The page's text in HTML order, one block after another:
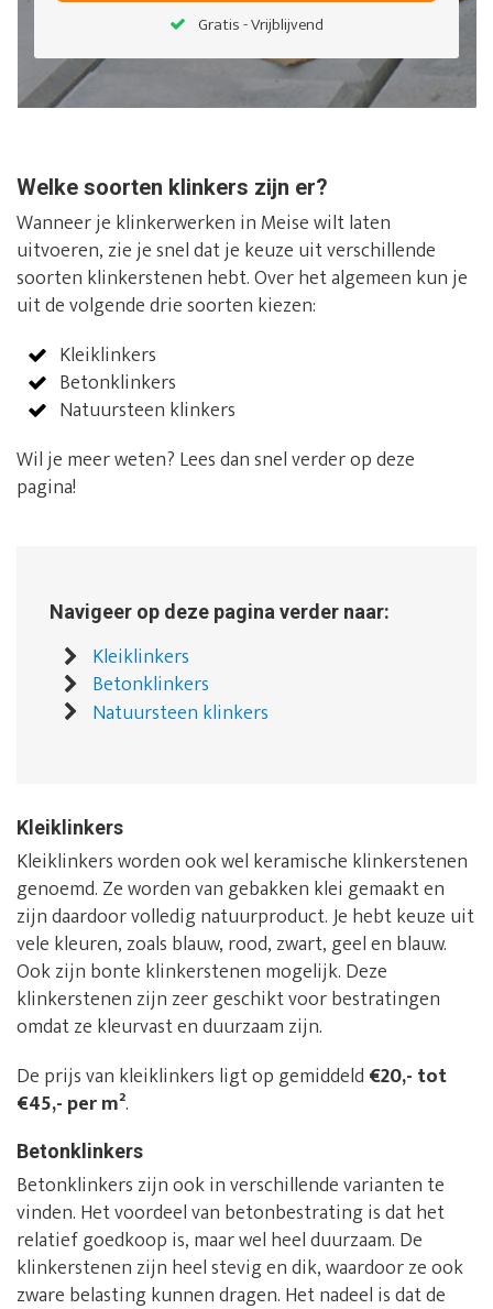
Gratis - Vrijblijvend
Welke soorten klinkers zijn er?
Wanneer je klinkerwerken in Meise wilt laten
uitvoeren, zie je snel dat je keuze uit verschillende
soorten klinkerstenen hebt. Over het algemeen kun je
uit de volgende drie soorten kiezen:
Kleiklinkers
Betonklinkers
Natuursteen klinkers
Wil je meer weten? Lees dan snel verder op deze
pagina!
Navigeer op deze pagina verder naar:
Kleiklinkers
Betonklinkers
Natuursteen klinkers
Kleiklinkers
Kleiklinkers worden ook wel keramische klinkerstenen
genoemd. Ze worden van gebakken klei gemaakt en
zijn daardoor volledig natuurproduct. Je hebt keuze uit
vele kleuren, zoals blauw, rood, zwart, geel en blauw.
Ook zijn bonte klinkerstenen mogelijk. Deze
klinkerstenen zijn zeer geschikt voor bestratingen
omdat ze kleurvast en duurzaam zijn.
De prijs van kleiklinkers ligt op gemiddeld €20,- tot
€45,- per m².
Betonklinkers
Betonklinkers zijn ook in verschillende varianten te
vinden. Het voordeel van betonbestrating is dat het
relatief goedkoop is, maar wel heel duurzaam. De
klinkerstenen zijn heel stevig en dik, waardoor ze ook
zware belasting kunnen dragen. Het nadeel is dat de